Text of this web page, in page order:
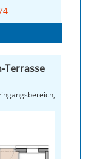
Terrasse